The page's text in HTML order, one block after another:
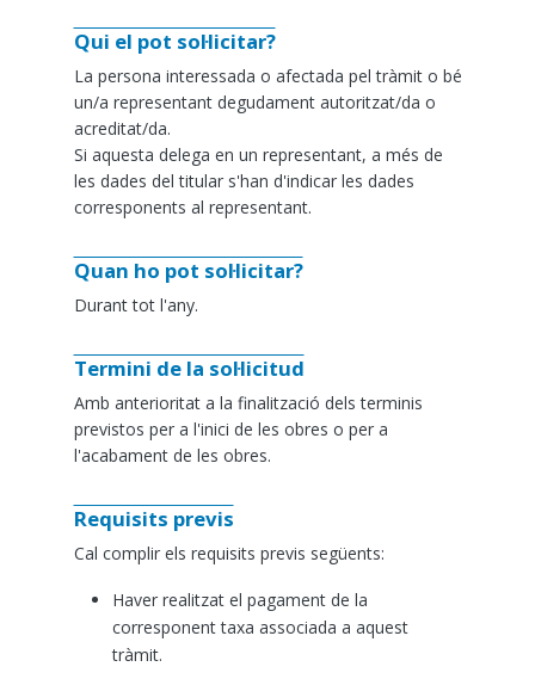
Qui el pot sol·licitar?
La persona interessada o afectada pel tràmit o bé
un/a representant degudament autoritzat/da o
acreditat/da.
Si aquesta delega en un representant, a més de
les dades del titular s'han d'indicar les dades
corresponents al representant.
Quan ho pot sol·licitar?
Durant tot l'any.
Termini de la sol·licitud
Amb anterioritat a la finalització dels terminis
previstos per a l'inici de les obres o per a
l'acabament de les obres.
Requisits previs
Cal complir els requisits previs següents:
Haver realitzat el pagament de la
corresponent taxa associada a aquest
tràmit.